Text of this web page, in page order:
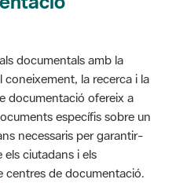
documentals amb la
la recerca i la
documentació ofereix a
específis sobre un
necessaris per garantir-
ciutadans i els
centres de documentació.